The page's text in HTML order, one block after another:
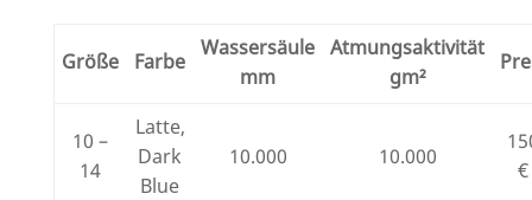
Größe Farbe
Wassersäule
mm
Atmungsaktivität
gm²
10 –
14
Latte,
Dark
Blue
10.000 10.000
€